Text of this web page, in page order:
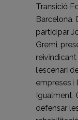
Transició
Barcelona.
participar
Gremi,
l’escenari
empreses i
Igualment,
defensar